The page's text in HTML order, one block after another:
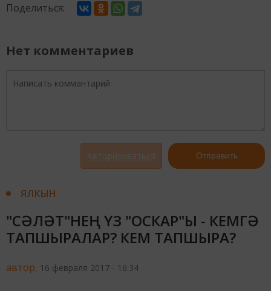
Поделиться:
Нет комментариев
Авторизоваться Отправить
ЯЛКЫН
"СӘЛӘТ"НЕҢ ҮЗ "ОСКАР"Ы - КЕМГӘ
ТАПШЫРАЛАР? КЕМ ТАПШЫРА?
автор, 16 февраля 2017 - 16:34